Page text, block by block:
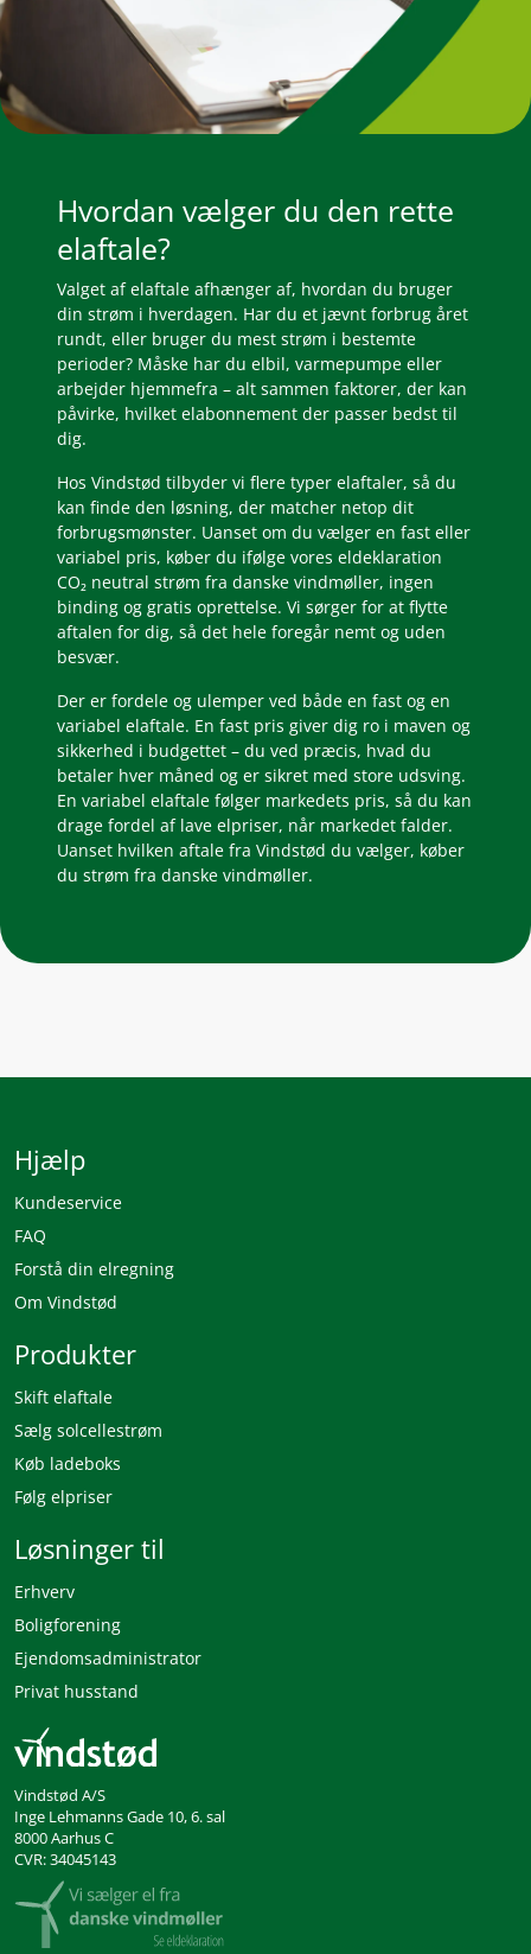
Hvordan vælger du den rette
elaftale?
Valget af elaftale afhænger af, hvordan du bruger
din strøm i hverdagen. Har du et jævnt forbrug året
rundt, eller bruger du mest strøm i bestemte
perioder? Måske har du elbil, varmepumpe eller
arbejder hjemmefra – alt sammen faktorer, der kan
påvirke, hvilket elabonnement der passer bedst til
dig.
Hos Vindstød tilbyder vi flere typer elaftaler, så du
kan finde den løsning, der matcher netop dit
forbrugsmønster. Uanset om du vælger en fast eller
variabel pris, køber du ifølge vores eldeklaration
CO₂ neutral strøm fra danske vindmøller, ingen
binding og gratis oprettelse. Vi sørger for at flytte
aftalen for dig, så det hele foregår nemt og uden
besvær.
Der er fordele og ulemper ved både en fast og en
variabel elaftale. En fast pris giver dig ro i maven og
sikkerhed i budgettet – du ved præcis, hvad du
betaler hver måned og er sikret med store udsving.
En variabel elaftale følger markedets pris, så du kan
drage fordel af lave elpriser, når markedet falder.
Uanset hvilken aftale fra Vindstød du vælger, køber
du strøm fra danske vindmøller.
Hjælp
Kundeservice
FAQ
Forstå din elregning
Om Vindstød
Produkter
Skift elaftale
Sælg solcellestrøm
Køb ladeboks
Følg elpriser
Løsninger til
Erhverv
Boligforening
Ejendomsadministrator
Privat husstand
Vindstød A/S
Inge Lehmanns Gade 10, 6. sal
8000 Aarhus C
CVR: 34045143